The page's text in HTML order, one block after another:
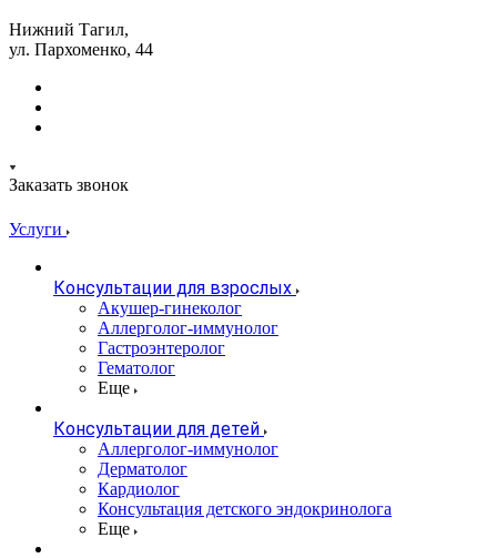
Нижний Тагил,
ул. Пархоменко, 44
Заказать звонок
Услуги
Консультации для взрослых
Акушер-гинеколог
Аллерголог-иммунолог
Гастроэнтеролог
Гематолог
Еще
Консультации для детей
Аллерголог-иммунолог
Дерматолог
Кардиолог
Консультация детского эндокринолога
Еще